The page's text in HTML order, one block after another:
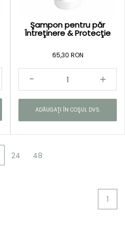
Şampon pentru păr
Întreţinere & Protecţie
65,30 RON
ADĂUGAŢI ÎN COŞUL DVS.
24 48
1